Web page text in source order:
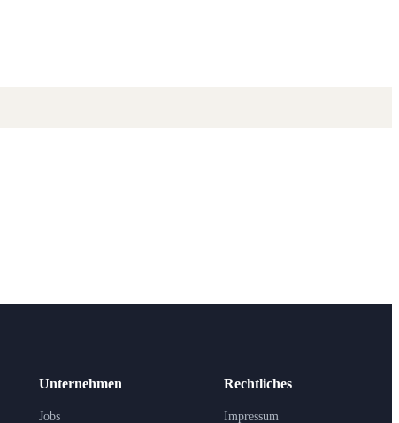
Unternehmen
Jobs
Rechtliches
Impressum